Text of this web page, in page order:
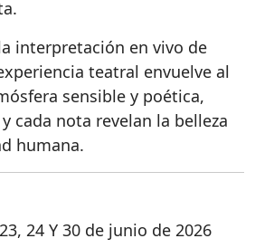
interpretación en vivo de
teatral envuelve al
sensible y poética,
cada nota revelan la belleza
humana.
24 Y 30 de junio de 2026